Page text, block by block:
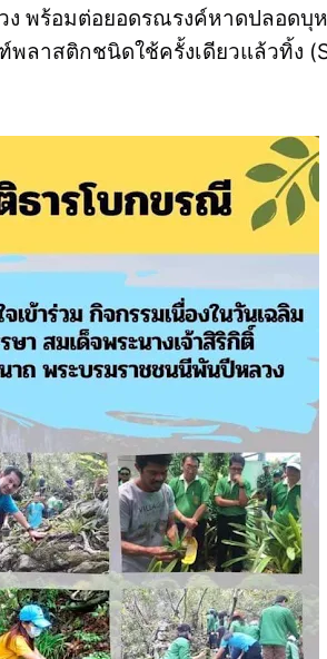
พร้อมต่อยอดรณรงค์หาดปลอดบุ
าสติกชนิดใช้ครั้งเดียวแล้วทิ้ง